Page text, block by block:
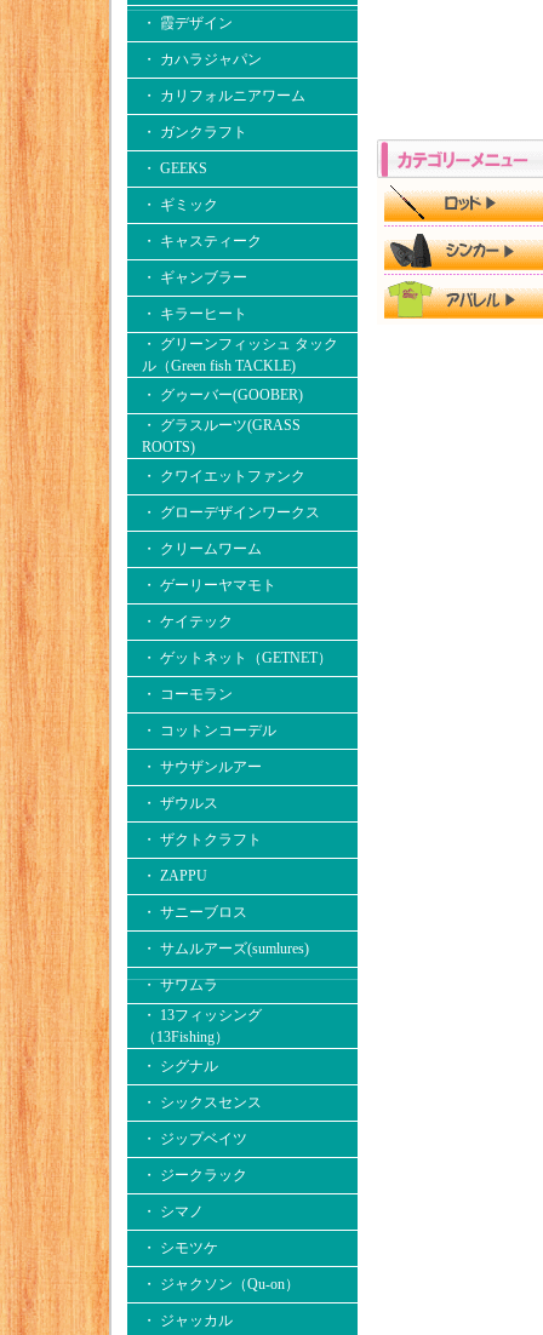
・ 霞デザイン
・ カハラジャパン
・ カリフォルニアワーム
・ ガンクラフト
・ GEEKS
・ ギミック
・ キャスティーク
・ ギャンブラー
・ キラーヒート
・ グリーンフィッシュ タック
ル（Green fish TACKLE)
・ グゥーバー(GOOBER)
・ グラスルーツ(GRASS
ROOTS)
・ クワイエットファンク
・ グローデザインワークス
・ クリームワーム
・ ゲーリーヤマモト
・ ケイテック
・ ゲットネット（GETNET）
・ コーモラン
・ コットンコーデル
・ サウザンルアー
・ ザウルス
・ ザクトクラフト
・ ZAPPU
・ サニーブロス
・ サムルアーズ(sumlures)
・ サワムラ
・ 13フィッシング
（13Fishing）
・ シグナル
・ シックスセンス
・ ジップベイツ
・ ジークラック
・ シマノ
・ シモツケ
・ ジャクソン（Qu-on）
・ ジャッカル